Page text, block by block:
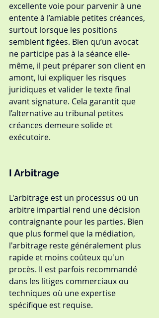
excellente voie pour parvenir à une
entente à l’amiable petites créances,
surtout lorsque les positions
semblent figées. Bien qu’un avocat
ne participe pas à la séance elle-
même, il peut préparer son client en
amont, lui expliquer les risques
juridiques et valider le texte final
avant signature. Cela garantit que
l’alternative au tribunal petites
créances demeure solide et
exécutoire.
I Arbitrage
L'arbitrage est un processus où un
arbitre impartial rend une décision
contraignante pour les parties. Bien
que plus formel que la médiation,
l'arbitrage reste généralement plus
rapide et moins coûteux qu'un
procès. Il est parfois recommandé
dans les litiges commerciaux ou
techniques où une expertise
spécifique est requise.